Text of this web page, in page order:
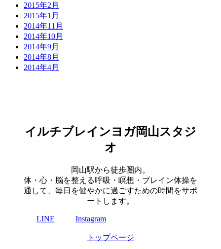
2015年2月
2015年1月
2014年11月
2014年10月
2014年9月
2014年8月
2014年4月
イルチブレインヨガ岡山スタジ
オ
岡山駅から徒歩圏内。
体・心・脳を整える呼吸・瞑想・ブレイン体操を
通して、毎日を健やかに過ごすための時間をサポ
ートします。
LINE Instagram
トップページ